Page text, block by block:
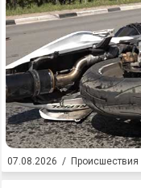
07.08.2026 / Происшествия